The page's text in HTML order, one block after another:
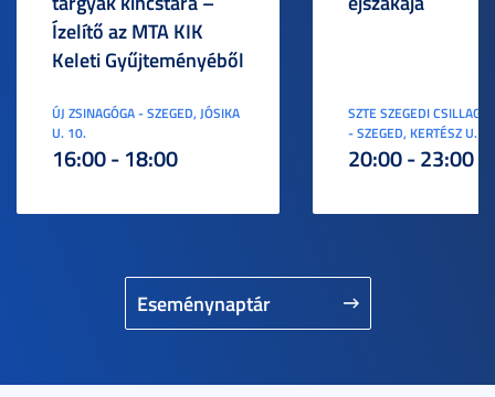
Eseménynaptár
Ízelítő az MTA KIK
Keleti Gyűjteményéből
ÚJ ZSINAGÓGA - SZEGED, JÓSIKA
U. 10.
16:00 - 18:00
SZTE SZEGEDI
- SZEGED, KERTÉSZ U. 3.
20:00 - 23:00